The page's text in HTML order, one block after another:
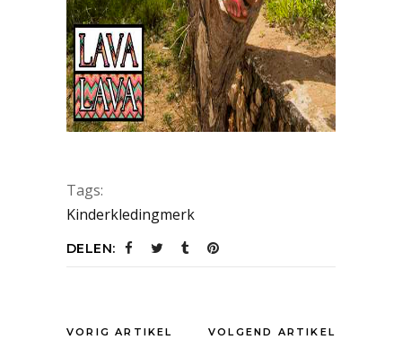
Tags:
Kinderkledingmerk
DELEN:
VORIG ARTIKEL VOLGEND ARTIKEL